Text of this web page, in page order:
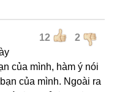
12 2
của mình, hàm ý nói
của mình. Ngoài ra